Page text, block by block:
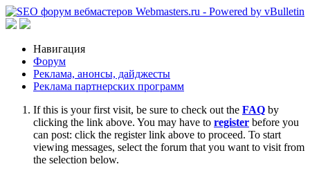
Навигация
Форум
Реклама, анонсы, дайджесты
Реклама партнерских программ
If this is your first visit, be sure to check out the FAQ by
clicking the link above. You may have to register before you
can post: click the register link above to proceed. To start
viewing messages, select the forum that you want to visit from
the selection below.